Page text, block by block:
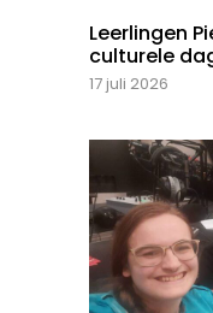
Leerlingen
culturele
17 juli 2026